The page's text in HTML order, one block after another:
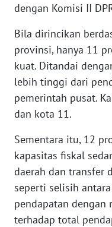
dengan Komisi II
Bila dirincikan
provinsi, hanya 11
kuat. Ditandai
lebih tinggi dari
pemerintah pusat.
dan kota 11.
Sementara itu, 12
kapasitas fiskal
daerah dan transfer
seperti selisih
pendapatan dengan
terhadap total
KEPRI
WN
PAPUA
PAPUA
WN
RIAU
WN
SERAMBI